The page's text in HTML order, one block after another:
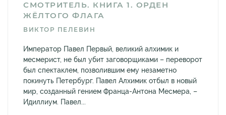
СМОТРИТЕЛЬ. КНИГА 1. ОРДЕН
ЖЁЛТОГО ФЛАГА
ВИКТОР ПЕЛЕВИН
Император Павел Первый, великий алхимик и
месмерист, не был убит заговорщиками – переворот
был спектаклем, позволившим ему незаметно
покинуть Петербург. Павел Алхимик отбыл в новый
мир, созданный гением Франца-Антона Месмера, –
Идиллиум. Павел...